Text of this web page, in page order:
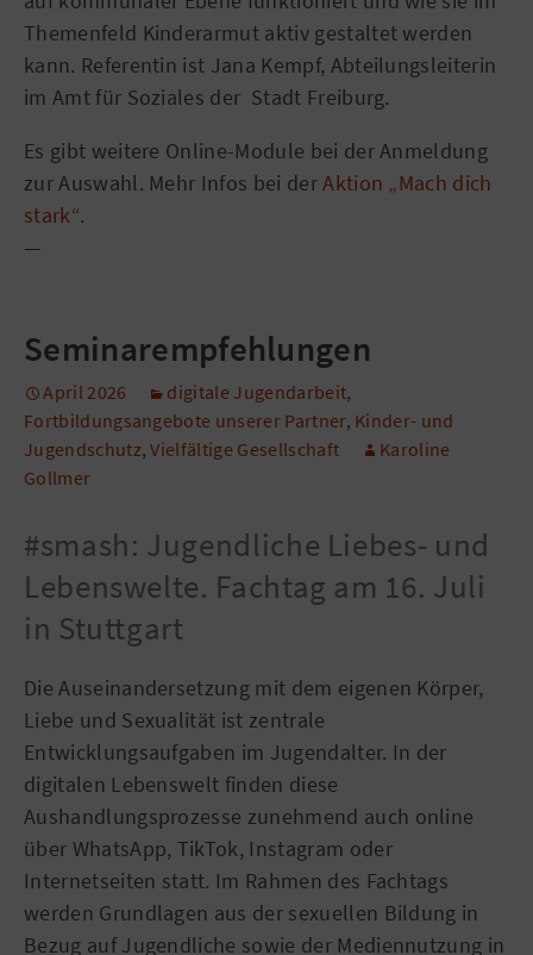
Themenfeld Kinderarmut aktiv gestaltet werden
kann. Referentin ist Jana Kempf, Abteilungsleiterin
im Amt für Soziales der Stadt Freiburg.
Es gibt weitere Online-Module bei der Anmeldung
zur Auswahl. Mehr Infos bei derAktion „Mach dich
stark“.
—
Seminarempfehlungen
April 2026 digitale Jugendarbeit,
Fortbildungsangebote unserer Partner, Kinder- und
Jugendschutz,Vielfältige Gesellschaft
Karoline
Gollmer
#smash: Jugendliche Liebes- und
Lebenswelte. Fachtag am 16. Juli
in Stuttgart
Die Auseinandersetzung mit dem eigenen Körper,
Liebe und Sexualität ist zentrale
Entwicklungsaufgaben im Jugendalter. In der
digitalen Lebenswelt finden diese
Aushandlungsprozesse zunehmend auch online
über WhatsApp, TikTok, Instagram oder
Internetseiten statt. Im Rahmen des Fachtags
werden Grundlagen aus der sexuellen Bildung in
Bezug auf Jugendliche sowie der Mediennutzung in